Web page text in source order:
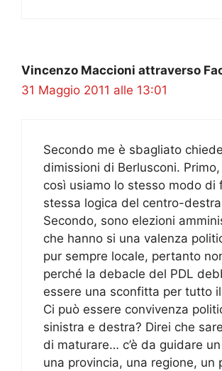
Vincenzo Maccioni attraverso
31 Maggio 2011 alle 13:01
Secondo me è sbagliato
dimissioni di Berlusconi.
così usiamo lo stesso modo di
stessa logica del centro-
Secondo, sono elezioni
che hanno si una valenza
pur sempre locale, pertanto
perché la debacle del PDL
essere una sconfitta per tutto
Ci può essere convivenza
sinistra e destra? Direi che
di maturare… c’è da guidare
una provincia, una regione, un